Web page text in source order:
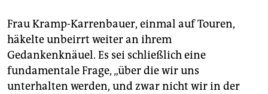
Frau Kramp-Karrenbauer, einmal auf Touren,
häkelte unbeirrt weiter an ihrem
Gedankenknäuel. Es sei schließlich eine
fundamentale Frage, „über die wir uns
unterhalten werden, und zwar nicht wir in der